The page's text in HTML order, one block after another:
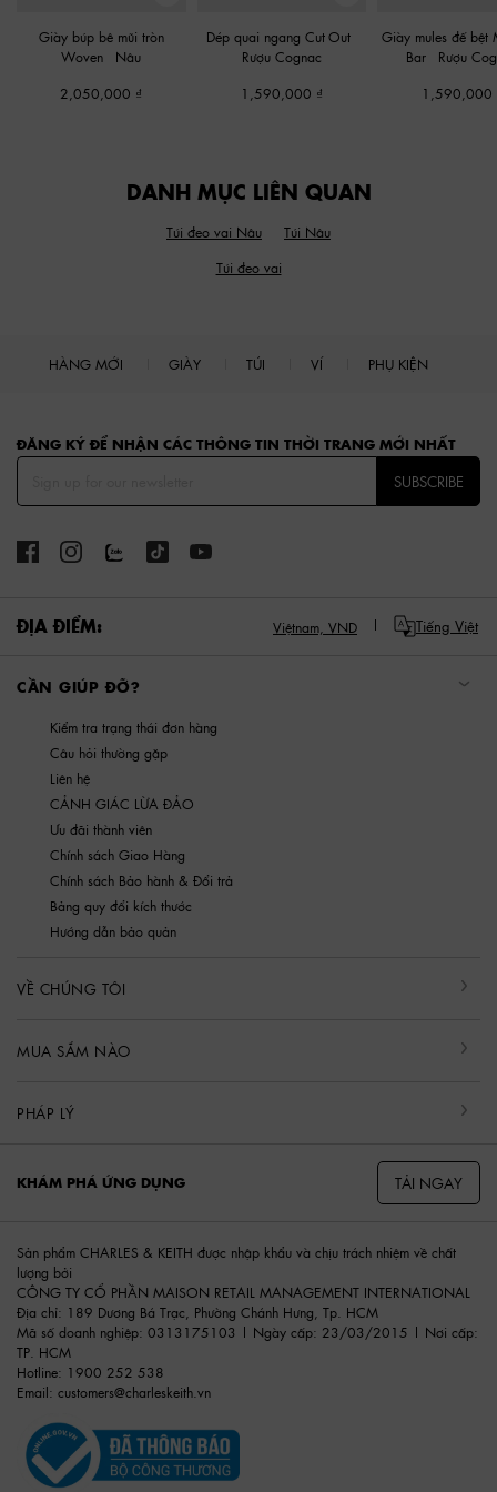
Giày búp bê mũi tròn
Woven
Nâu
2,050,000
Dép quai ngang Cut-Out
Rượu Cognac
1,590,000
Giày mules đế bệt
Bar
Rượu
1,590,000
DANH MỤC LIÊN QUAN
Túi đeo vai Nâu
Túi Nâu
Túi đeo vai
HÀNG MỚI GIÀY TÚI VÍ PHỤ KIỆN
ĐĂNG KÝ ĐỂ NHẬN CÁC THÔNG TIN THỜI TRANG MỚI NHẤT
SUBSCRIBE
ĐỊA ĐIỂM: Việtnam, VND Tiếng Việt
CẦN GIÚP ĐỠ?
Kiểm tra trạng thái đơn hàng
Câu hỏi thường gặp
Liên hệ
CẢNH GIÁC LỪA ĐẢO
Ưu đãi thành viên
Chính sách Giao Hàng
Chính sách Bảo hành & Đổi trả
Bảng quy đổi kích thước
Hướng dẫn bảo quản
VỀ CHÚNG TÔI
MUA SẮM NÀO
PHÁP LÝ
KHÁM PHÁ ỨNG DỤNG TẢI NGAY
Sản phẩm CHARLES & KEITH được nhập khẩu và chịu trách nhiệm về chất
lượng bởi
CÔNG TY CỔ PHẦN MAISON RETAIL MANAGEMENT INTERNATIONAL
Địa chỉ: 189 Dương Bá Trạc, Phường Chánh Hưng, Tp. HCM
Mã số doanh nghiệp: 0313175103 | Ngày cấp: 23/03/2015 | Nơi cấp:
TP. HCM
Hotline: 1900 252 538
Email: customers@charleskeith.vn